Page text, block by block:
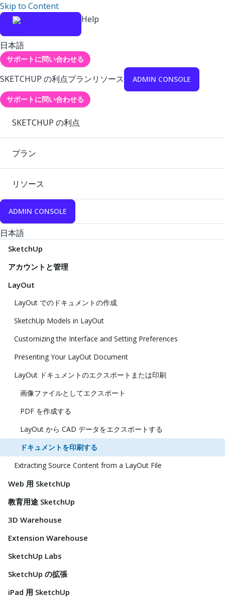
Skip to Content
Help
日本語
サポートに問い合わせる
SKETCHUP の利点プランリソース ADMIN CONSOLE
サポートに問い合わせる
SKETCHUP の利点
プラン
リソース
ADMIN CONSOLE
日本語
SketchUp
アカウントと管理
LayOut
LayOut でのドキュメントの作成
SketchUp Models in LayOut
Customizing the Interface and Setting Preferences
Presenting Your LayOut Document
LayOut ドキュメントのエクスポートまたは印刷
画像ファイルとしてエクスポート
PDF を作成する
LayOut から CAD データをエクスポートする
ドキュメントを印刷する
Extracting Source Content from a LayOut File
Web 用 SketchUp
教育用途 SketchUp
3D Warehouse
Extension Warehouse
SketchUp Labs
SketchUp の拡張
iPad 用 SketchUp